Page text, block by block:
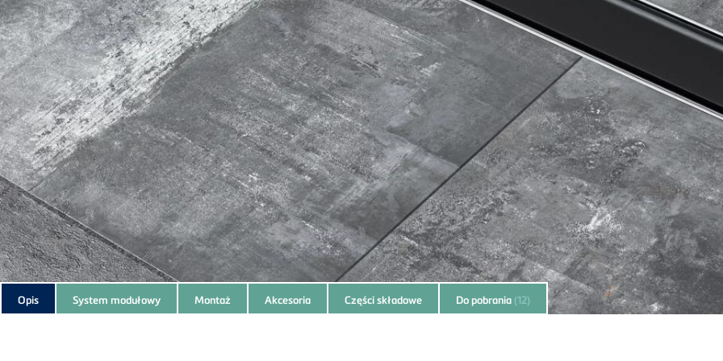
Subnavigation
of
Opis System modułowy Montaż Akcesoria Części składowe Do pobrania (12)